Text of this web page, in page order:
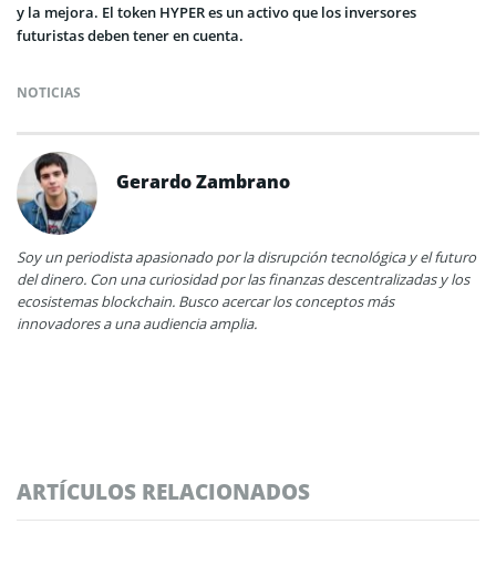
y la mejora. El token HYPER es un activo que los inversores
futuristas deben tener en cuenta.
NOTICIAS
Gerardo Zambrano
Soy un periodista apasionado por la disrupción tecnológica y el futuro
del dinero. Con una curiosidad por las finanzas descentralizadas y los
ecosistemas blockchain. Busco acercar los conceptos más
innovadores a una audiencia amplia.
ARTÍCULOS RELACIONADOS